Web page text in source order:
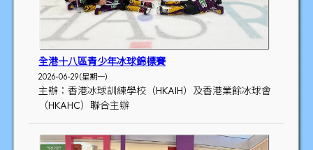
全港十八區青少年冰球錦標賽
2026-06-29 (星期一)
主辦：香港冰球訓練學校（HKAIH）及香港業餘冰球會
（HKAHC）聯合主辦